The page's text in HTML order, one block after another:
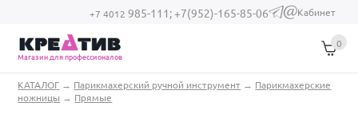
Перейти к основному содержанию
+7 4012 985-111;+7(952)-165-85-06
(link sends e-
Кабинет
Магазин для профессионалов
0
Вы здесь
КАТАЛОГ → Парикмахерский ручной инструмент → Парикмахерские
ножницы → Прямые